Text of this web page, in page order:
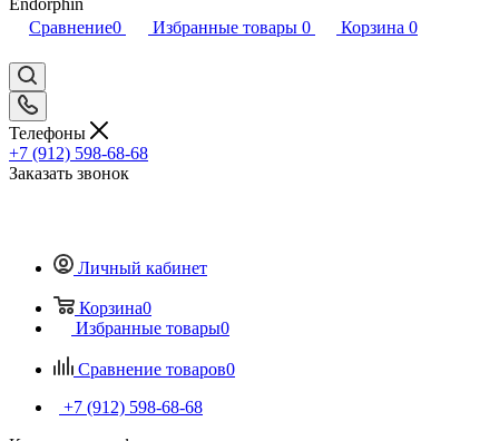
Endorphin
Сравнение0 Избранные товары 0 Корзина 0
Телефоны
+7 (912) 598-68-68
Заказать звонок
Личный кабинет
Корзина0
Избранные товары0
Сравнение товаров0
+7 (912) 598-68-68